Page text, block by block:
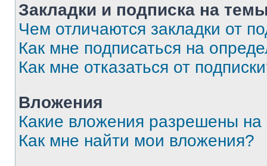
Закладки и подписка на
Чем отличаются закладки от
Как мне подписаться на
Как мне отказаться от
Вложения
Какие вложения разрешены
Как мне найти мои вложения?